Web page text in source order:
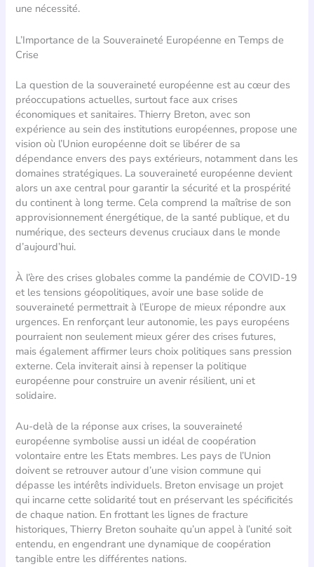
une nécessité.
L’Importance de la Souveraineté Européenne en Temps de
Crise
La question de la souveraineté européenne est au cœur des
préoccupations actuelles, surtout face aux crises
économiques et sanitaires. Thierry Breton, avec son
expérience au sein des institutions européennes, propose une
vision où l’Union européenne doit se libérer de sa
dépendance envers des pays extérieurs, notamment dans les
domaines stratégiques. La souveraineté européenne devient
alors un axe central pour garantir la sécurité et la prospérité
du continent à long terme. Cela comprend la maîtrise de son
approvisionnement énergétique, de la santé publique, et du
numérique, des secteurs devenus cruciaux dans le monde
d’aujourd’hui.
À l’ère des crises globales comme la pandémie de COVID-19
et les tensions géopolitiques, avoir une base solide de
souveraineté permettrait à l’Europe de mieux répondre aux
urgences. En renforçant leur autonomie, les pays européens
pourraient non seulement mieux gérer des crises futures,
mais également affirmer leurs choix politiques sans pression
externe. Cela inviterait ainsi à repenser la politique
européenne pour construire un avenir résilient, uni et
solidaire.
Au-delà de la réponse aux crises, la souveraineté
européenne symbolise aussi un idéal de coopération
volontaire entre les Etats membres. Les pays de l’Union
doivent se retrouver autour d’une vision commune qui
dépasse les intérêts individuels. Breton envisage un projet
qui incarne cette solidarité tout en préservant les spécificités
de chaque nation. En frottant les lignes de fracture
historiques, Thierry Breton souhaite qu’un appel à l’unité soit
entendu, en engendrant une dynamique de coopération
tangible entre les différentes nations.